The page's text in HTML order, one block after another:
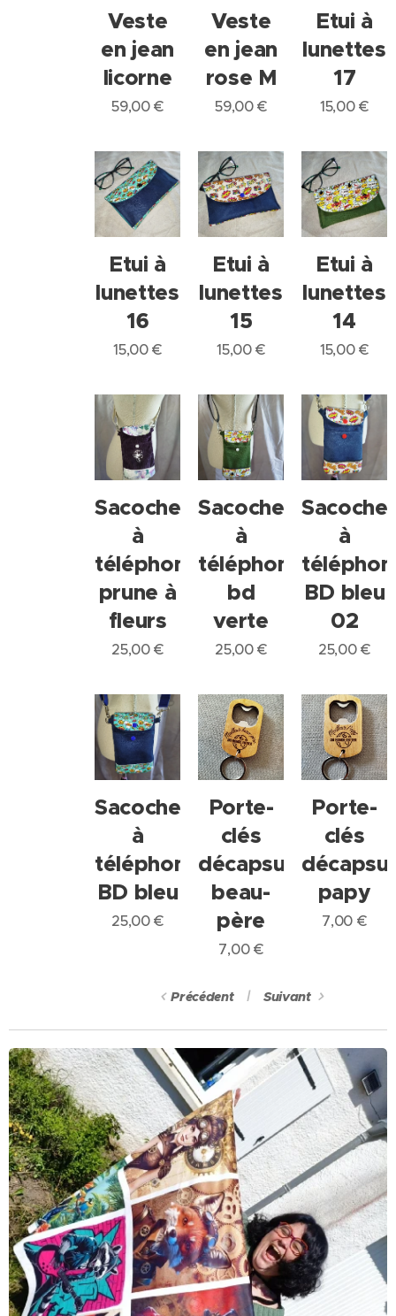
Veste
en jean
licorne
59,00€
Veste
en jean
rose M
59,00€
Etui à
lunettes
17
15,00€
Etui à
lunettes
16
15,00€
Etui à
lunettes
15
15,00€
Etui à
lunettes
14
15,00€
Sacoche
à
téléphone
prune à
fleurs
25,00€
Sacoche
à
téléphone
bd
verte
25,00€
Sacoche
à
BD bleu
02
25,00€
Sacoche
à
téléphone
BD bleu
25,00€
Porte-
clés
décapsuleur
beau-
père
7,00€
Porte-
clés
papy
7,00 €
Précédent Suivant